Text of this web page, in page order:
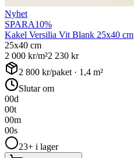
Nyhet
SPARA10%
Kakel Versilia Vit Blank 25x40 cm
25x40 cm
2 000 kr/m²2 230 kr
2 800 kr/paket · 1,4 m²
Slutar om
00d
00t
00m
00s
23+ i lager